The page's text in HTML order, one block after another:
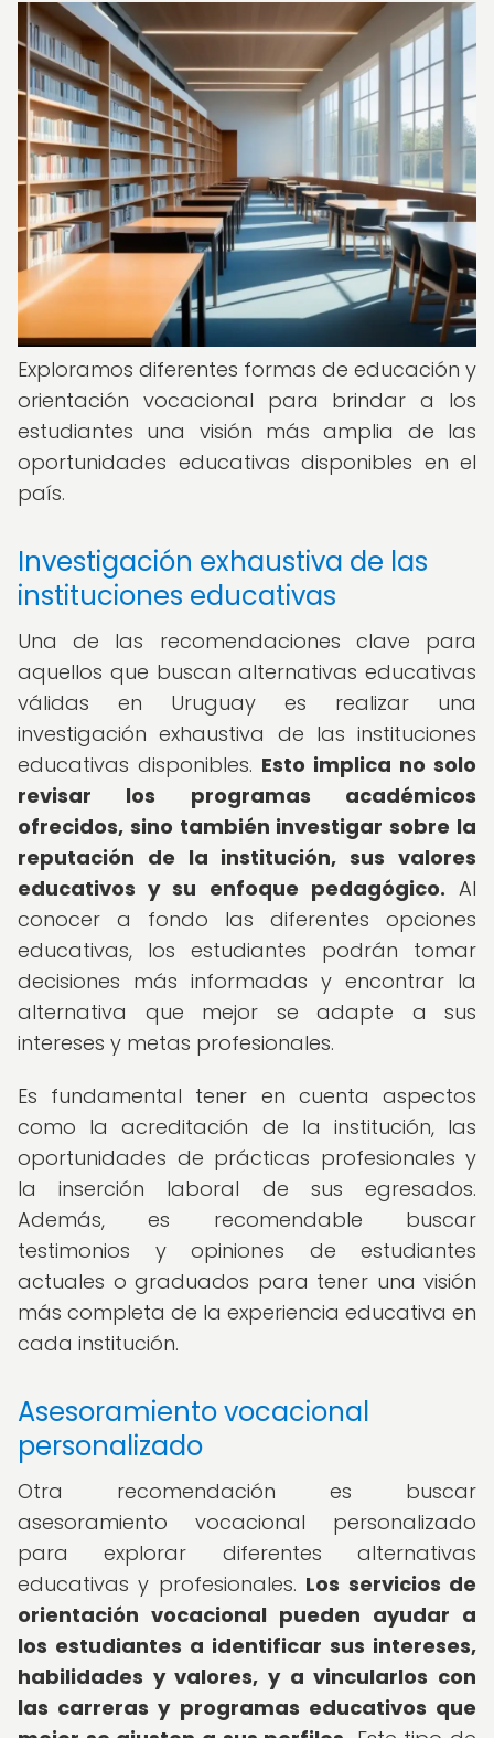
Exploramos diferentes formas de educación y
orientación vocacional para brindar a los
estudiantes una visión más amplia de las
oportunidades educativas disponibles en el
país.
Investigación exhaustiva de las
instituciones educativas
Una de las recomendaciones clave para
aquellos que buscan alternativas educativas
válidas en Uruguay es realizar una
investigación exhaustiva de las instituciones
educativas disponibles. Esto implica no solo
revisar los programas académicos
ofrecidos, sino también investigar sobre la
reputación de la institución, sus valores
educativos y su enfoque pedagógico. Al
conocer a fondo las diferentes opciones
educativas, los estudiantes podrán tomar
decisiones más informadas y encontrar la
alternativa que mejor se adapte a sus
intereses y metas profesionales.
Es fundamental tener en cuenta aspectos
como la acreditación de la institución, las
oportunidades de prácticas profesionales y
la inserción laboral de sus egresados.
Además, es recomendable buscar
testimonios y opiniones de estudiantes
actuales o graduados para tener una visión
más completa de la experiencia educativa en
cada institución.
Asesoramiento vocacional
personalizado
Otra recomendación es buscar
asesoramiento vocacional personalizado
para explorar diferentes alternativas
educativas y profesionales. Los servicios de
orientación vocacional pueden ayudar a
los estudiantes a identificar sus intereses,
habilidades y valores, y a vincularlos con
las carreras y programas educativos que